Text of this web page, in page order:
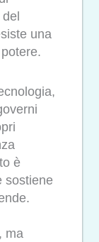
una
è
sostiene
ma